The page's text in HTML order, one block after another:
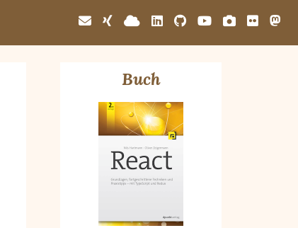
Buch